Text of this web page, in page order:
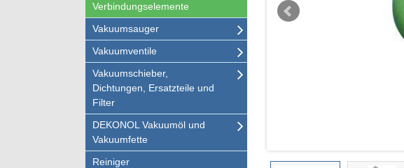
Verbindungselemente
Vakuumsauger
Vakuumventile
Vakuumschieber,
Dichtungen, Ersatzteile und
Filter
DEKONOL Vakuumöl und
Vakuumfette
Reiniger